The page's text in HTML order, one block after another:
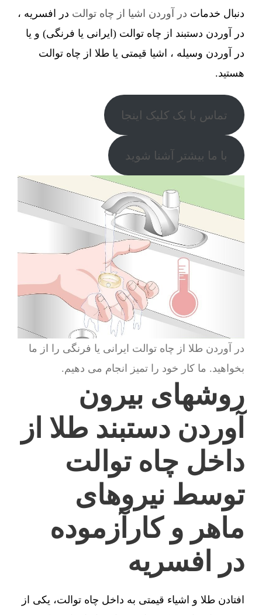
دنبال خدمات در آوردن اشیا از چاه توالت در افسریه ،
در آوردن دستبند از چاه توالت (ایرانی یا فرنگی) و یا
در آوردن وسیله ، اشیا قیمتی یا طلا از چاه توالت
هستید.
تماس با یک کلیک اینجا
با ما بیشتر آشنا شوید
در آوردن طلا از چاه توالت ایرانی یا فرنگی را از ما
بخواهید. ما کار خود را تمیز انجام می دهیم.
روشهای بیرون
آوردن دستبند طلا از
داخل چاه توالت
توسط نیروهای
ماهر و کارآزموده
در افسریه
افتادن طلا و اشیاء قیمتی به داخل چاه توالت، یکی از